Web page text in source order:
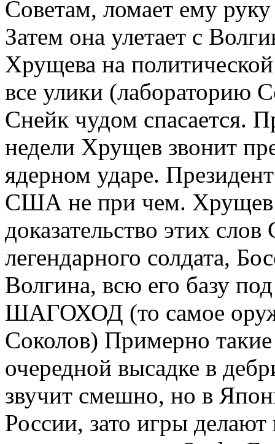
Советам, ломает ему
Затем она улетает с
Хрущева на
все улики (лабораторию
Снейк чудом спасается.
недели Хрущев звонит
ядерном ударе.
США не при чем. Хрущев
доказательство этих
легендарного солдата,
Волгина, всю его базу
ШАГОХОД (то самое
Соколов) Примерно
очередной высадке в
звучит смешно, но в
России, зато игры